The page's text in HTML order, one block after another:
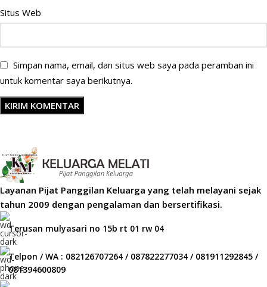
Situs Web
Simpan nama, email, dan situs web saya pada peramban ini
untuk komentar saya berikutnya.
Layanan Pijat Panggilan Keluarga yang telah melayani sejak
tahun 2009 dengan pengalaman dan bersertifikasi.
Terusan mulyasari no 15b rt 01 rw 04
Telpon / WA : 082126707264 / 087822277034 / 081911292845 /
081394600809